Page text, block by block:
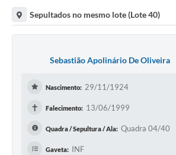
Sepultados no mesmo lote (Lote 40)
Sebastião Apolinário De Oliveira
Nascimento: 29/11/1924
✝ Falecimento: 13/06/1999
Quadra / Sepultura / Ala: Quadra 04/40
Gaveta: INF